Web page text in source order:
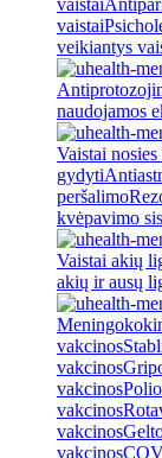
vaistai
vaistai
veikiantys
naudojamos
Vaistai
gydyti
peršalimo
kvėpavimo
Vaistai akių
akių ir ausų
vakcinos
vakcinos
vakcinos
vakcinos
vakcinos
vakcinos